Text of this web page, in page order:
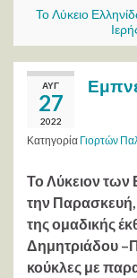
Το Λύκειο
ΑΥΓ
27
2022
Κατηγορία Γιορτών
Το Λύκειον των
την Παρασκευή,
της ομαδικής
Δημητριάδου
κούκλες με